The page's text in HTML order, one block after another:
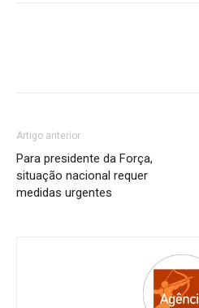
Artigo anterior
Para presidente da Força,
situação nacional requer
medidas urgentes